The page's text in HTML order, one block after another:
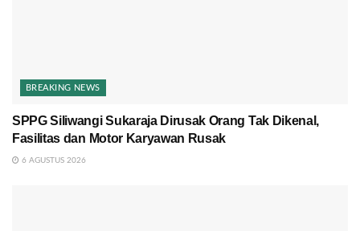
BREAKING NEWS
SPPG Siliwangi Sukaraja Dirusak Orang Tak Dikenal,
Fasilitas dan Motor Karyawan Rusak
6 AGUSTUS 2026